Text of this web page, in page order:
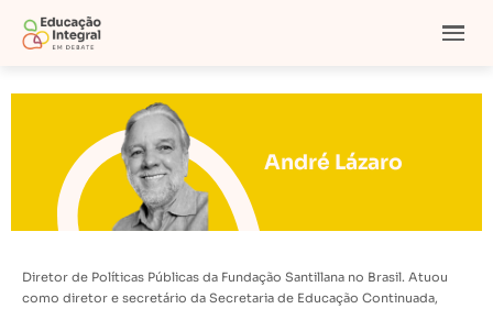
André Lázaro
Diretor de Políticas Públicas da Fundação Santillana no Brasil. Atuou
como diretor e secretário da Secretaria de Educação Continuada,